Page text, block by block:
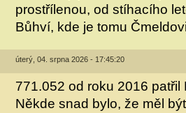
prostřílenou, od stíhacího
Bůhví, kde je tomu
úterý, 04. srpna 2026 - 17:45:20
771.052 od roku 2016
Někde snad bylo, že měl